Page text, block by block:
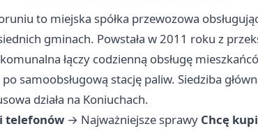
to miejska spółka przewozowa
gminach. Powstała w 2011 roku z
łączy codzienną obsługę
samoobsługową stację paliw. Siedziba
działa na Koniuchach.
telefonów → Najważniejsze sprawy Chcę